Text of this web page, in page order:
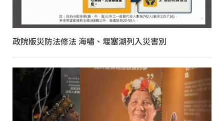
政院版災防法修法 海嘯、堰塞湖列入災害別